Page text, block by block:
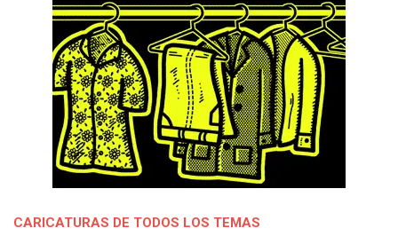
CARICATURAS DE TODOS LOS TEMAS